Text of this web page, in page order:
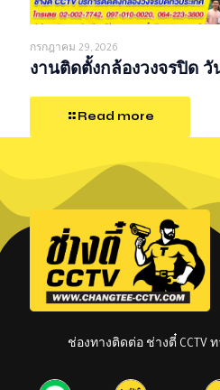
กรกฎาคม 29, 2026
งานติดตั้งกล้องวงจรปิด วั
Read more
ช่องทางติดต่อ ช่างตี๋ CCTV ท